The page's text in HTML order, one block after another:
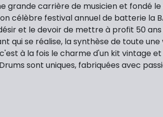
grande carrière de musicien et fondé
célèbre festival annuel de batterie la
et le devoir de mettre à profit 50
qui se réalise, la synthèse de toute
à la fois le charme d'un kit vintage
sont uniques, fabriquées avec